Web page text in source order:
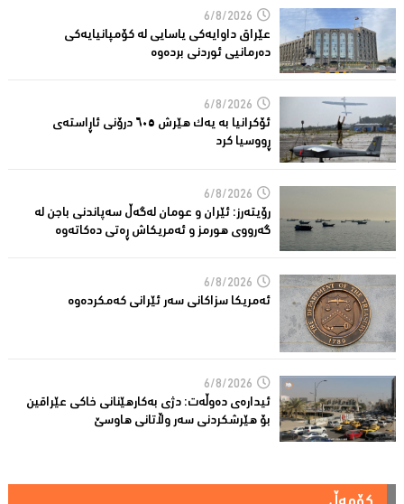
6/8/2026
عێراق داوایەکی یاسایی لە کۆمپانیایه‌كی
دەرمانیى ئوردنی بردەوە
6/8/2026
ئۆکرانیا بە یەک هێرش ٦٠٥ درۆنی ئاڕاستەى
ڕووسیا کرد
6/8/2026
رۆیتەرز: ئێران و عومان لەگەڵ سەپاندنی باجن لە
گەرووی هورمز و ئەمریکاش ڕەتی دەکاتەوە
6/8/2026
ئه‌مریكا سزاكانی سه‌ر ئێرانی كه‌مكرده‌وه‌
6/8/2026
ئیدارەى دەوڵەت: دژى بەکارهێنانى خاکی عێراقین
بۆ هێرشکردنى سەر وڵاتانی هاوسێ